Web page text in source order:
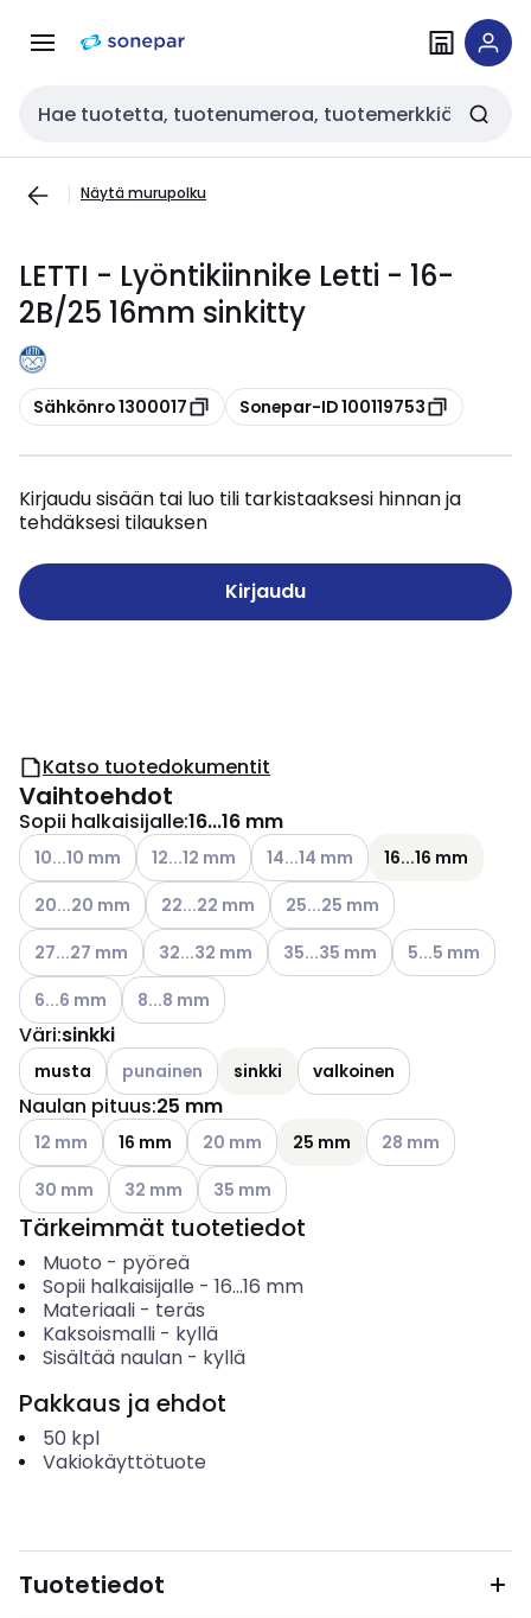
navigointiinsisältöön
Haku
Näytä murupolku
LETTI - Lyöntikiinnike Letti - 16-
2B/25 16mm sinkitty
Kopioi
Sähkönro 1300017 Kopioi
Sonepar-ID 100119753
Kirjaudu sisään tai luo tili tarkistaaksesi hinnan ja
tehdäksesi tilauksen
Kirjaudu
Katso tuotedokumentit
Vaihtoehdot
Sopii halkaisijalle:16...16 mm
Katso käytettävissä olevat vaihtoehdot
10...10 mm Katso käytettävissä olevat vaihtoehdot
12...12 mm Katso käytettävissä olevat
14...14 mm
16...16 mm
Katso käytettävissä olevat vaihtoehdot
20...20 mm Katso käytettävissä olevat vaihtoehdot
22...22 mm Katso käytettävissä olevat
25...25 mm
Katso käytettävissä olevat vaihtoehdot
27...27 mm Katso käytettävissä olevat vaihtoehdot
32...32 mm Katso käytettävissä olevat
35...35 mm Katso
5...5 mm
Katso käytettävissä olevat vaihtoehdot
6...6 mm Katso käytettävissä olevat vaihtoehdot
8...8 mm
Väri:sinkki
musta Katso käytettävissä olevat vaihtoehdot
punainen sinkki valkoinen
Naulan pituus:25 mm
Katso käytettävissä olevat vaihtoehdot
12 mm 16 mm Katso käytettävissä olevat vaihtoehdot
20 mm 25 mm Katso
28 mm
Katso käytettävissä olevat vaihtoehdot
30 mm Katso käytettävissä olevat vaihtoehdot
32 mm Katso käytettävissä olevat vaihtoehdot
35 mm
Tärkeimmät tuotetiedot
Muoto - pyöreä
Sopii halkaisijalle - 16...16 mm
Materiaali- teräs
Kaksoismalli- kyllä
Sisältää naulan- kyllä
Pakkaus ja ehdot
50 kpl
Vakiokäyttötuote
Tuotetiedot